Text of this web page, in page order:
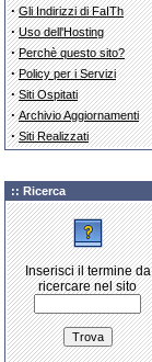
· Gli Indirizzi di FaITh
· Uso dell'Hosting
· Perchè questo sito?
· Policy per i Servizi
· Siti Ospitati
· Archivio Aggiornamenti
· Siti Realizzati
:: Ricerca
Inserisci il termine da
ricercare nel sito